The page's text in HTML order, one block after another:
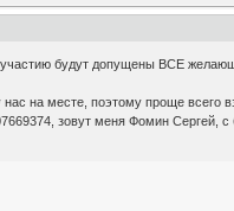
будут допущены ВСЕ
на месте, поэтому проще всего
зовут меня Фомин Сергей, с